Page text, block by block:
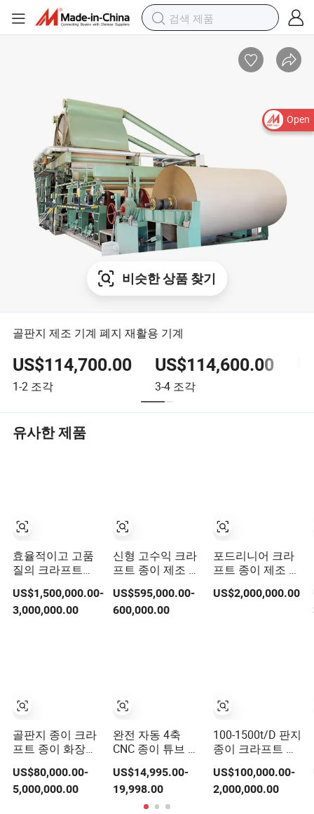
Open
비슷한 상품 찾기
골판지 제조 기계 폐지 재활용 기계
US$114,700.00
1-2 조각
US$114,600.00
3-4조각
유사한 제품
효율적이고 고품
질의 크라프트지
생산 기계
US$1,500,000.00-
3,000,000.00
골판지 종이 크라
프트 종이 화장지
테스트 라이너 종
이 플루팅 종이/
재활용 종이 제조
US$80,000.00-
5,000,000.00
신형 고수익 크라
프트 종이 제조 기
인 가격
US$595,000.00-
600,000.00
완전 자동 4축
CNC 종이 튜브 코
어 파이프 절단기
기계로 크래프트
화장지 테이프 종
이 코어 제작 절단
US$14,995.00-
19,998.00
포드리니어 크라
프트 종이 제조 기
와 골판지 종이 생
US$2,000,000.00
100-1500t/D 판지
종이 크라프트 종
이 테스트 라이너
문화 종이 기계 펄
프 및 제지 공장
US$100,000.00-
2,000,000.00